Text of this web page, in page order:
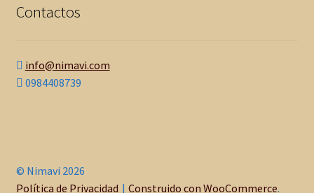
Contactos
info@nimavi.com
0984408739
© Nimavi 2026
Política de Privacidad
Construido con WooCommerce.